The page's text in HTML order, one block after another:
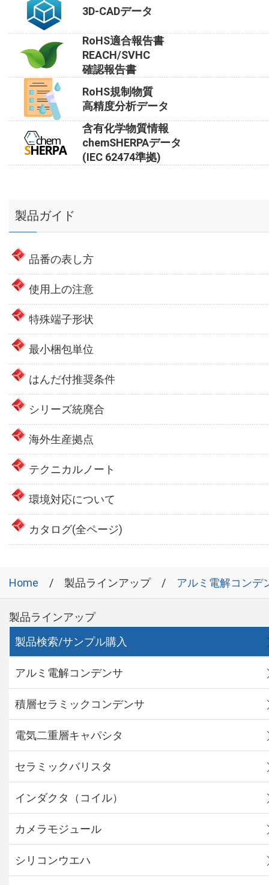
3D-CADデータ
RoHS適合報告書
REACH/SVHC
確認報告書
RoHS規制物質
高精度分析データ
含有化学物質情報
chemSHERPAデータ
(IEC 62474準拠)
製品ガイド
品番の表し方
使用上の注意
特殊端子形状
最小梱包単位
はんだ付推奨条件
シリーズ統廃合
海外生産拠点
テクニカルノート
環境対応について
カタログ(全ページ)
Home 製品ラインアップ アルミ電解コンデ
製品ラインアップ
製品検索/サンプル購入
アルミ電解コンデンサ
積層セラミックコンデンサ
電気二重層キャパシタ
セラミックバリスタ
インダクタ（コイル）
カメラモジュール
シリコンウエハ